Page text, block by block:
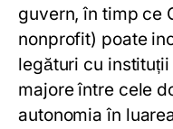
guvern, în timp ce
nonprofit) poate
legături cu
majore între cele
autonomia în